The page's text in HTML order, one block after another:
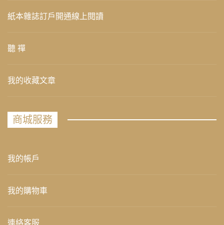
紙本雜誌訂戶開通線上閱讀
聽 禪
我的收藏文章
商城服務
我的帳戶
我的購物車
連絡客服